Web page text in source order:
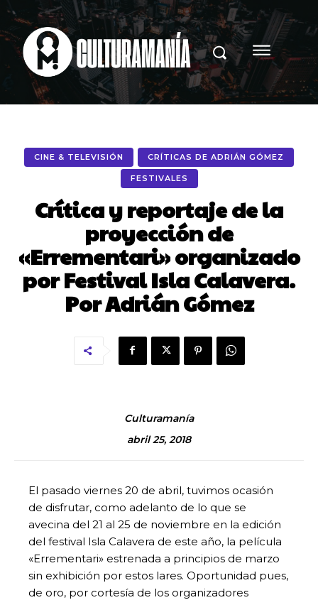
CINE & TELEVISIÓN CRÍTICAS DE ADRIÁN GÓMEZ
FESTIVALES
Crítica y reportaje de la
proyección de
«Errementari» organizado
por Festival Isla Calavera.
Por Adrián Gómez
Culturamanía
abril 25, 2018
El pasado viernes 20 de abril, tuvimos ocasión
de disfrutar, como adelanto de lo que se
avecina del 21 al 25 de noviembre en la edición
del festival Isla Calavera de este año, la película
«Errementari» estrenada a principios de marzo
sin exhibición por estos lares. Oportunidad pues,
de oro, por cortesía de los organizadores